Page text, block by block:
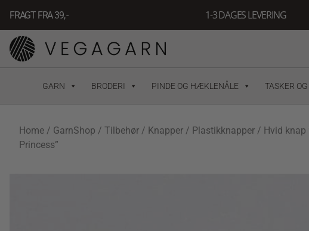
indholdet
FRAGT FRA 39, - 1-3 DAGES LEVERING
GARN BRODERI PINDE OG HÆKLENÅLE TASKER
Home / GarnShop / Tilbehør / Knapper / Plastikknapper / Hvid knap
Princess”